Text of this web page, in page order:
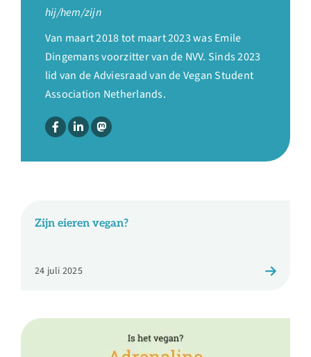
Over ons
Ondernemer
Contact
hij/hem/zijn
Van maart 2018 tot maart 2023 was Emile
Dingemans voorzitter van de NVV. Sinds 2023
lid van de Adviesraad van de Vegan Student
Association Netherlands.
Zijn eieren vegan?
24 juli 2025